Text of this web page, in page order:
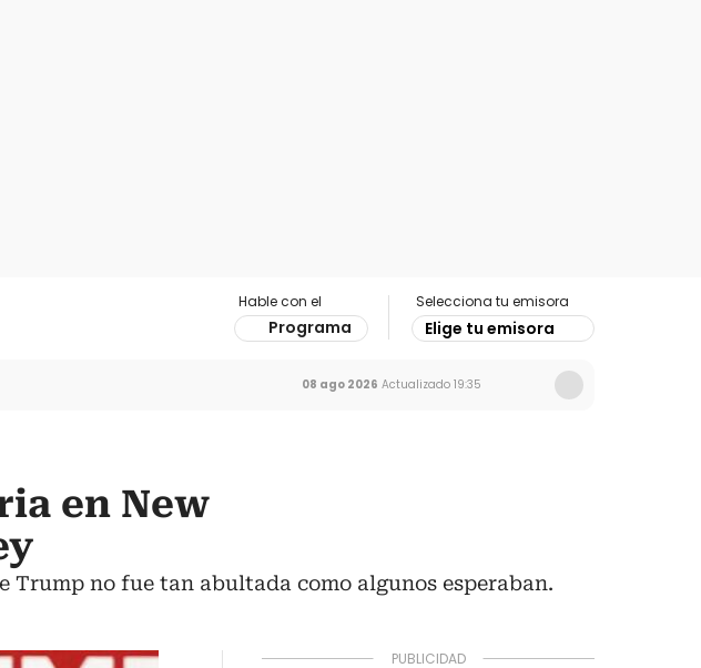
Hable con el
Programa
Selecciona tu emisora
Elige tu emisora
08 ago 2026 Actualizado 19:35
en New
Trump no fue tan abultada como algunos esperaban.